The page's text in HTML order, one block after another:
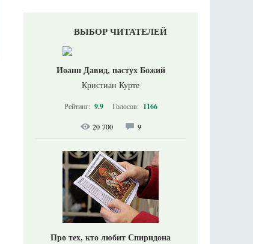
ВЫБОР ЧИТАТЕЛЕЙ
Иоанн Давид, пастух Божий
Кристиан Курте
Рейтинг: 9.9 Голосов: 1166
20 700 9
Про тех, кто любит Спиридона